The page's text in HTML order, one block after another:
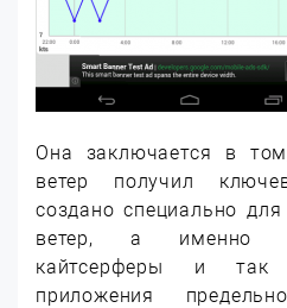
Она заключается в
ветер получил
создано специально
ветер, а именно
кайтсерферы и так
приложения